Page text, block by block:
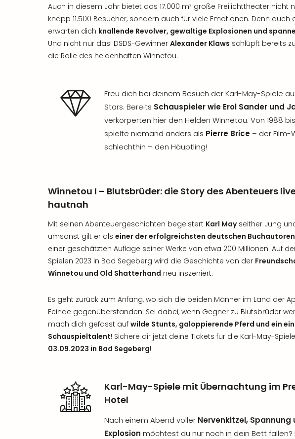
Auch in diesem Jahr bietet das 17.000 m² große Freilichttheater nicht
knapp 11.500 Besucher, sondern auch für viele Emotionen. Denn auch
erwarten dich knallende Revolver, gewaltige Explosionen und
Und nicht nur das! DSDS-Gewinner Alexander Klaws schlüpft bereits
die Rolle des heldenhaften Winnetou.
Freu dich bei deinem Besuch der Karl-May-Spiele
Stars. Bereits Schauspieler wie Erol Sander und
verkörperten hier den Helden Winnetou. Von 1988 bis
spielte niemand anders als Pierre Brice – der Film-
schlechthin – den Häuptling!
Winnetou I – Blutsbrüder: die Story des Abenteuers
hautnah
Mit seinen Abenteuergeschichten begeistert Karl Mayseither Jung
umsonst gilt er als einer der erfolgreichsten deutschen Buchautoren
einer geschätzten Auflage seiner Werke von etwa 200 Millionen. Auf
Spielen 2023 in Bad Segeberg wird die Geschichte von der
Winnetou und Old Shatterhand neu inszeniert.
Es geht zurück zum Anfang, wo sich die beiden Männer im Land der
Feinde gegenüberstanden. Sei dabei, wenn Gegner zu Blutsbrüder
mach dich gefasst auf wilde Stunts, galoppierende Pferd und ein
Schauspieltalent! Sichere dir jetzt deine Tickets für die Karl-May-
03.09.2023 in Bad Segeberg!
Karl-May-Spiele mit Übernachtung im
Hotel
Nach einem Abend voller Nervenkitzel, Spannung
Explosion möchtest du nur noch in dein Bett fallen?